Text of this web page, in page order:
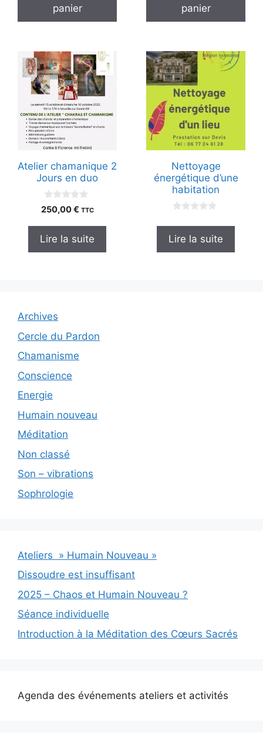
panier
panier
Atelier chamanique 2
Jours en duo
0
s
5
250,00€ TTC
Lire la suite
Nettoyage
énergétique d’une
habitation
s
u
r
5
Lire la suite
Archives
Cercle du Pardon
Chamanisme
Conscience
Energie
Humain nouveau
Méditation
Non classé
Son – vibrations
Sophrologie
Ateliers » Humain Nouveau »
Dissoudre est insuffisant
2025 – Chaos et Humain Nouveau ?
Séance individuelle
Introduction à la Méditation des Cœurs Sacrés
Agenda des événements ateliers et activités